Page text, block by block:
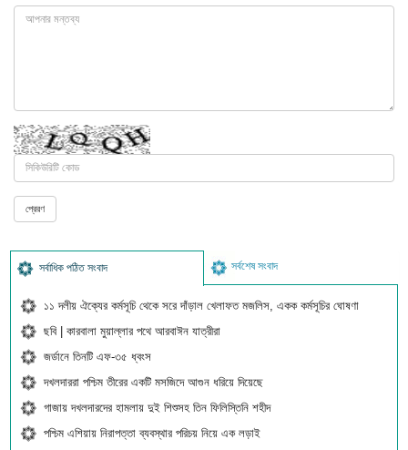
সর্বাধিক পঠিত সংবাদ সর্বশেষ সংবাদ
১১ দলীয় ঐক্যের কর্মসূচি থেকে সরে দাঁড়াল খেলাফত মজলিস, একক কর্মসূচির ঘোষণা
ছবি | কারবালা মুয়াল্লার পথে আরবাঈন যাত্রীরা
জর্ডানে তিনটি এফ-৩৫ ধ্বংস
দখলদাররা পশ্চিম তীরের একটি মসজিদে আগুন ধরিয়ে দিয়েছে
গাজায় দখলদারদের হামলায় দুই শিশুসহ তিন ফিলিস্তিনি শহীদ
পশ্চিম এশিয়ায় নিরাপত্তা ব্যবস্থার পরিচয় নিয়ে এক লড়াই